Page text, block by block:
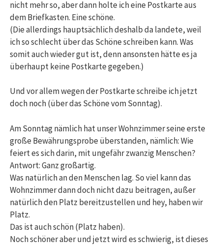
nicht mehr so, aber dann holte ich eine Postkarte aus
dem Briefkasten. Eine schöne.
(Die allerdings hauptsächlich deshalb da landete, weil
ich so schlecht über das Schöne schreiben kann. Was
somit auch wieder gut ist, denn ansonsten hätte es ja
überhaupt keine Postkarte gegeben.)
Und vor allem wegen der Postkarte schreibe ich jetzt
doch noch (über das Schöne vom Sonntag).
Am Sonntag nämlich hat unser Wohnzimmer seine erste
große Bewährungsprobe überstanden, nämlich: Wie
feiert es sich darin, mit ungefähr zwanzig Menschen?
Antwort: Ganz großartig.
Was natürlich an den Menschen lag. So viel kann das
Wohnzimmer dann doch nicht dazu beitragen, außer
natürlich den Platz bereitzustellen und hey, haben wir
Platz.
Das ist auch schön (Platz haben).
Noch schöner aber und jetzt wird es schwierig, ist dieses